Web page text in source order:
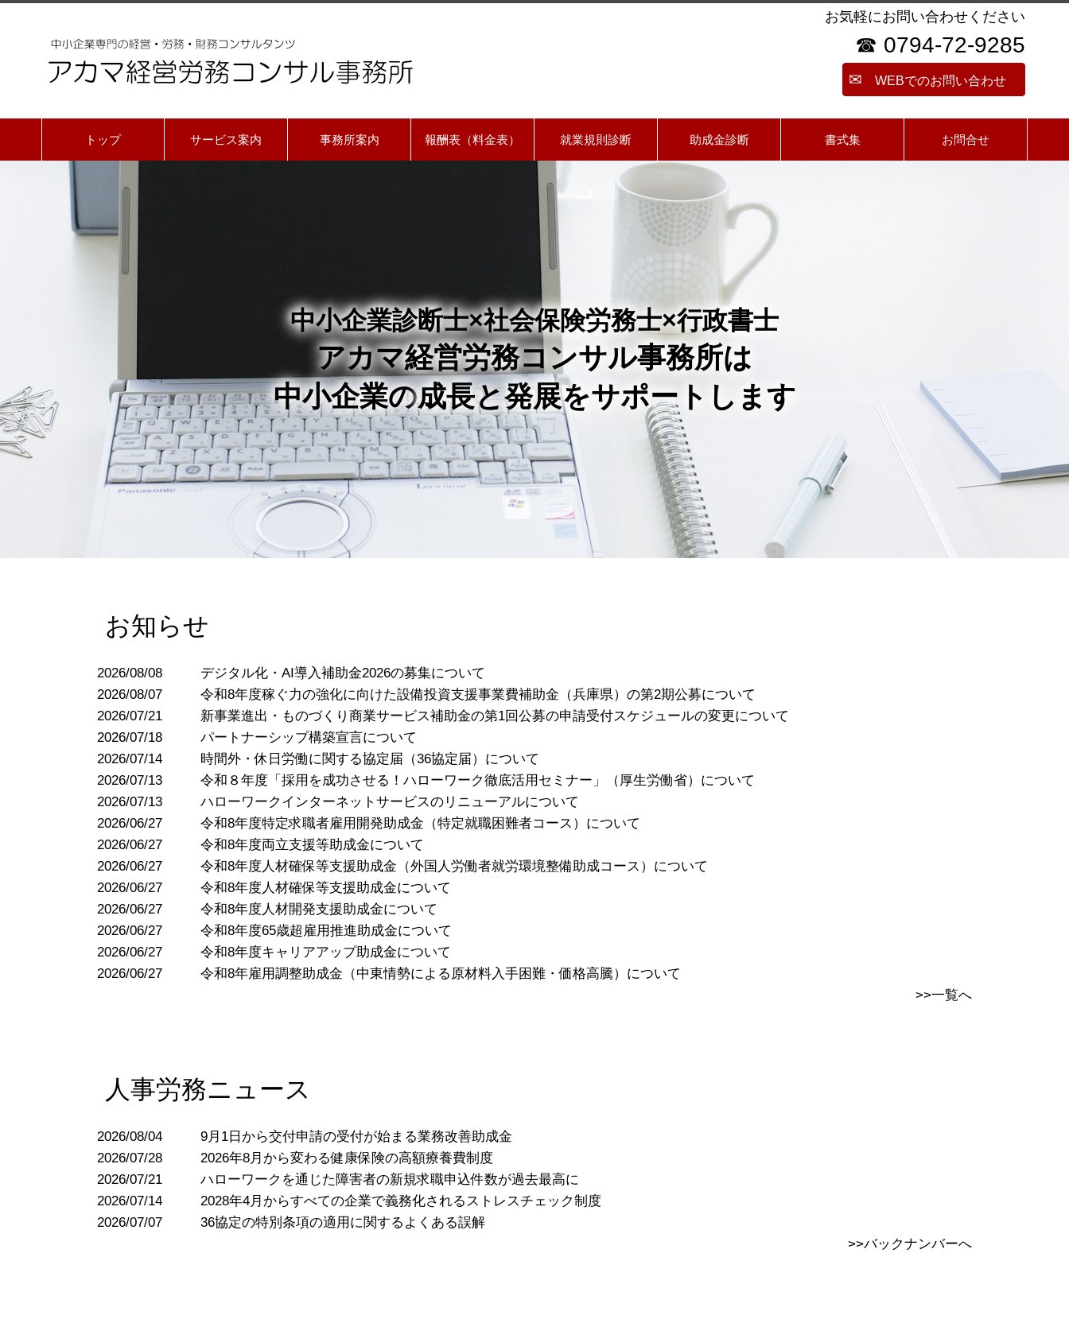
お気軽にお問い合わせください
☎ 0794-72-9285
✉ WEBでのお問い合わせ
トップ サービス案内 事務所案内 報酬表（料金表） 就業規則診断 助成金診断 書式集 お問合せ
中小企業診断士×社会保険労務士×行政書士
アカマ経営労務コンサル事務所は
中小企業の成長と発展をサポートします
お知らせ
2026/08/08
デジタル化・AI導入補助金2026の募集について
2026/08/07
令和8年度稼ぐ力の強化に向けた設備投資支援事業費補助金（兵庫県）の第2期公募について
2026/07/21
新事業進出・ものづくり商業サービス補助金の第1回公募の申請受付スケジュールの変更について
2026/07/18
パートナーシップ構築宣言について
2026/07/14
時間外・休日労働に関する協定届（36協定届）について
2026/07/13
令和８年度「採用を成功させる！ハローワーク徹底活用セミナー」（厚生労働省）について
2026/07/13
ハローワークインターネットサービスのリニューアルについて
2026/06/27
令和8年度特定求職者雇用開発助成金（特定就職困難者コース）について
2026/06/27
令和8年度両立支援等助成金について
2026/06/27
令和8年度人材確保等支援助成金（外国人労働者就労環境整備助成コース）について
2026/06/27
令和8年度人材確保等支援助成金について
2026/06/27
令和8年度人材開発支援助成金について
2026/06/27
令和8年度65歳超雇用推進助成金について
2026/06/27
令和8年度キャリアアップ助成金について
2026/06/27
令和8年雇用調整助成金（中東情勢による原材料入手困難・価格高騰）について
>>一覧へ
人事労務ニュース
2026/08/04
9月1日から交付申請の受付が始まる業務改善助成金
2026/07/28
2026年8月から変わる健康保険の高額療養費制度
2026/07/21
ハローワークを通じた障害者の新規求職申込件数が過去最高に
2026/07/14
2028年4月からすべての企業で義務化されるストレスチェック制度
2026/07/07
36協定の特別条項の適用に関するよくある誤解
>>バックナンバーへ